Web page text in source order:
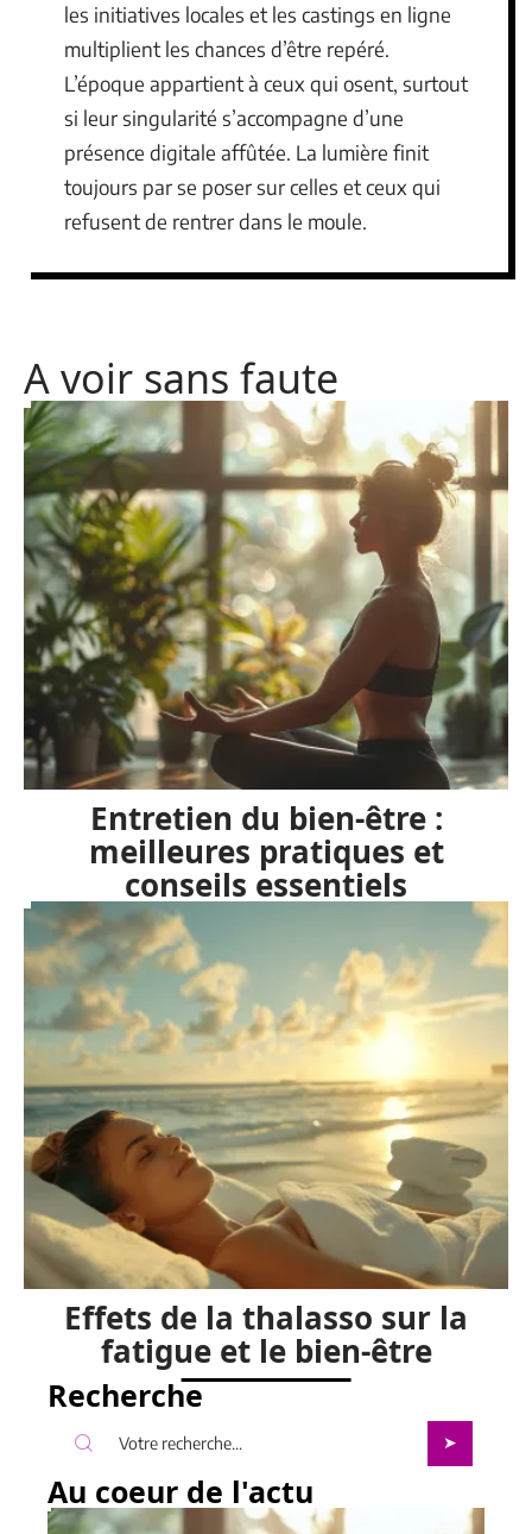
les initiatives locales et les castings en ligne
multiplient les chances d’être repéré.
L’époque appartient à ceux qui osent, surtout
si leur singularité s’accompagne d’une
présence digitale affûtée. La lumière finit
toujours par se poser sur celles et ceux qui
refusent de rentrer dans le moule.
A voir sans faute
Entretien du bien-être :
meilleures pratiques et
conseils essentiels
Effets de la thalasso sur la
fatigue et le bien-être
Recherche
Au coeur de l'actu